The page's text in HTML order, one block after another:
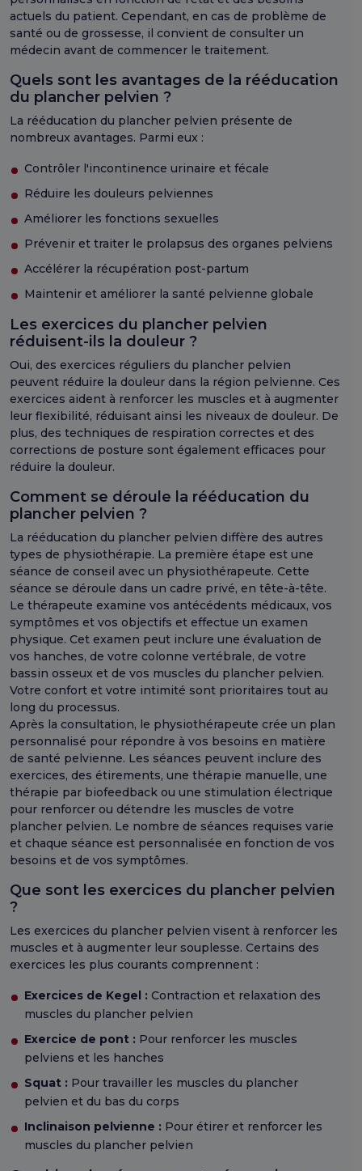
actuels du patient. Cependant, en cas de problème de
santé ou de grossesse, il convient de consulter un
médecin avant de commencer le traitement.
Quels sont les avantages de la rééducation
du plancher pelvien ?
La rééducation du plancher pelvien présente de
nombreux avantages. Parmi eux :
Contrôler l'incontinence urinaire et fécale
Réduire les douleurs pelviennes
Améliorer les fonctions sexuelles
Prévenir et traiter le prolapsus des organes pelviens
Accélérer la récupération post-partum
Maintenir et améliorer la santé pelvienne globale
Les exercices du plancher pelvien
réduisent-ils la douleur ?
Oui, des exercices réguliers du plancher pelvien
peuvent réduire la douleur dans la région pelvienne. Ces
exercices aident à renforcer les muscles et à augmenter
leur flexibilité, réduisant ainsi les niveaux de douleur. De
plus, des techniques de respiration correctes et des
corrections de posture sont également efficaces pour
réduire la douleur.
Comment se déroule la rééducation du
plancher pelvien ?
La rééducation du plancher pelvien diffère des autres
types de physiothérapie. La première étape est une
séance de conseil avec un physiothérapeute. Cette
séance se déroule dans un cadre privé, en tête-à-tête.
Le thérapeute examine vos antécédents médicaux, vos
symptômes et vos objectifs et effectue un examen
physique. Cet examen peut inclure une évaluation de
vos hanches, de votre colonne vertébrale, de votre
bassin osseux et de vos muscles du plancher pelvien.
Votre confort et votre intimité sont prioritaires tout au
long du processus.
Après la consultation, le physiothérapeute crée un plan
personnalisé pour répondre à vos besoins en matière
de santé pelvienne. Les séances peuvent inclure des
exercices, des étirements, une thérapie manuelle, une
thérapie par biofeedback ou une stimulation électrique
pour renforcer ou détendre les muscles de votre
plancher pelvien. Le nombre de séances requises varie
et chaque séance est personnalisée en fonction de vos
besoins et de vos symptômes.
Que sont les exercices du plancher pelvien
?
Les exercices du plancher pelvien visent à renforcer les
muscles et à augmenter leur souplesse. Certains des
exercices les plus courants comprennent :
Exercices de Kegel : Contraction et relaxation des
muscles du plancher pelvien
Exercice de pont : Pour renforcer les muscles
pelviens et les hanches
Squat : Pour travailler les muscles du plancher
pelvien et du bas du corps
Inclinaison pelvienne : Pour étirer et renforcer les
muscles du plancher pelvien